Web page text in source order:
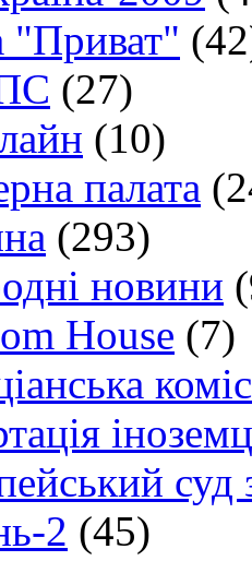
"Приват"
(27)
(10)
палата
(293)
новини
House (7)
2 (45)